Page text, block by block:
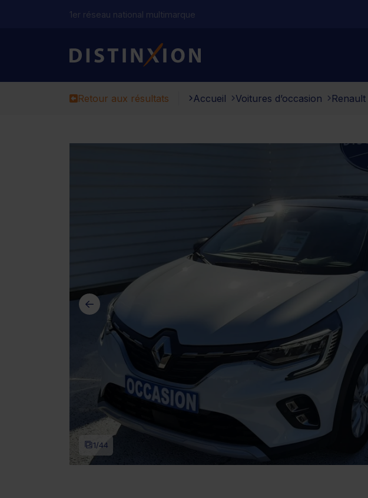
1er réseau national multimarque
Distinxion
Retour aux résultats Accueil Voitures d’occasion Renault
1/44